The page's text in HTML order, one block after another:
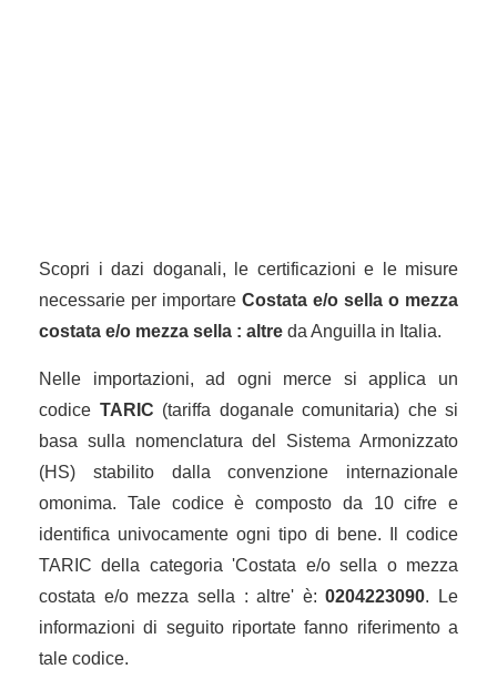
Scopri i dazi doganali, le certificazioni e le misure
necessarie per importare Costata e/o sella o mezza
costata e/o mezza sella : altre da Anguilla in Italia.
Nelle importazioni, ad ogni merce si applica un
codice TARIC (tariffa doganale comunitaria) che si
basa sulla nomenclatura del Sistema Armonizzato
(HS) stabilito dalla convenzione internazionale
omonima. Tale codice è composto da 10 cifre e
identifica univocamente ogni tipo di bene. Il codice
TARIC della categoria 'Costata e/o sella o mezza
costata e/o mezza sella : altre' è:0204223090. Le
informazioni di seguito riportate fanno riferimento a
tale codice.